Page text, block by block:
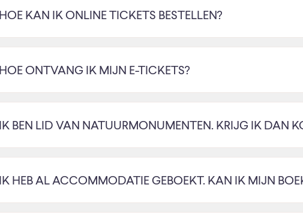
HOE KAN IK ONLINE TICKETS BESTELLEN?
HOE ONTVANG IK MIJN E-TICKETS?
IK BEN LID VAN NATUURMONUMENTEN. KRIJG IK DAN
IK HEB AL ACCOMMODATIE GEBOEKT. KAN IK MIJN